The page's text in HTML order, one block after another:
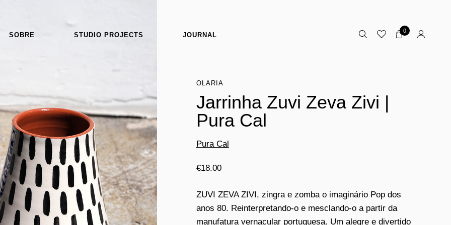
SOBRE STUDIO PROJECTS JOURNAL
0
OLARIA
Jarrinha Zuvi Zeva Zivi |
Pura Cal
Pura Cal
€18.00
ZUVI ZEVA ZIVI, zingra e zomba o imaginário Pop dos
anos 80. Reinterpretando-o e mesclando-o a partir da
manufatura vernacular portuguesa. Um alegre e divertido